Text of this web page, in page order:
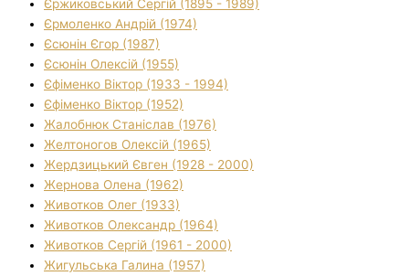
Єржиковський Сергій (1895 - 1989)
Єрмоленко Андрій (1974)
Єсюнін Єгор (1987)
Єсюнін Олексій (1955)
Єфіменко Віктор (1933 - 1994)
Єфіменко Віктор (1952)
Жалобнюк Станіслав (1976)
Желтоногов Олексій (1965)
Жердзицький Євген (1928 - 2000)
Жернова Олена (1962)
Животков Олег (1933)
Животков Олександр (1964)
Животков Сергій (1961 - 2000)
Жигульська Галина (1957)